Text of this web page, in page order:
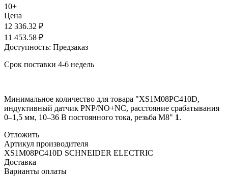
10+
Цена
12 336.32 ₽
11 453.58 ₽
Доступность: Предзаказ
Срок поставки 4-6 недель
Минимальное количество для товара "XS1M08PC410D,
индуктивный датчик PNP/NO+NC, расстояние срабатывания
0–1,5 мм, 10–36 В постоянного тока, резьба М8" 1.
Отложить
Артикул производителя
XS1M08PC410D SCHNEIDER ELECTRIC
Доставка
Варианты оплаты